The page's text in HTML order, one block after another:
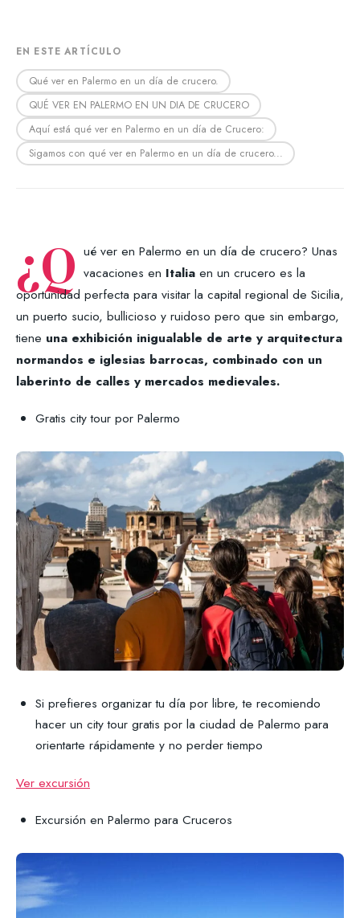
EN ESTE ARTÍCULO
Qué ver en Palermo en un día de crucero.
QUÉ VER EN PALERMO EN UN DIA DE CRUCERO
Aquí está qué ver en Palermo en un día de Crucero:
Sigamos con qué ver en Palermo en un día de crucero...
¿Q ué ver en Palermo en un día de crucero? Unas
vacaciones en Italia en un crucero es la
oportunidad perfecta para visitar la capital regional de Sicilia,
un puerto sucio, bullicioso y ruidoso pero que sin embargo,
tiene una exhibición inigualable de arte y arquitectura
normandos e iglesias barrocas, combinado con un
laberinto de calles y mercados medievales.
Gratis city tour por Palermo
Si prefieres organizar tu día por libre, te recomiendo
hacer un city tour gratis por la ciudad de Palermo para
orientarte rápidamente y no perder tiempo
Ver excursión
Excursión en Palermo para Cruceros